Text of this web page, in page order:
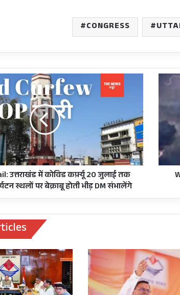
CONGRESS
उत्तराखंड में कोविड कर्फ़्यू 20 जुलाई तक
स्थलों पर बेक़ाबू होती भीड़ DM संभालेंगे
Update
उत्तराखंड
इन
जिलों
आज
भारी
बारिश
Alert